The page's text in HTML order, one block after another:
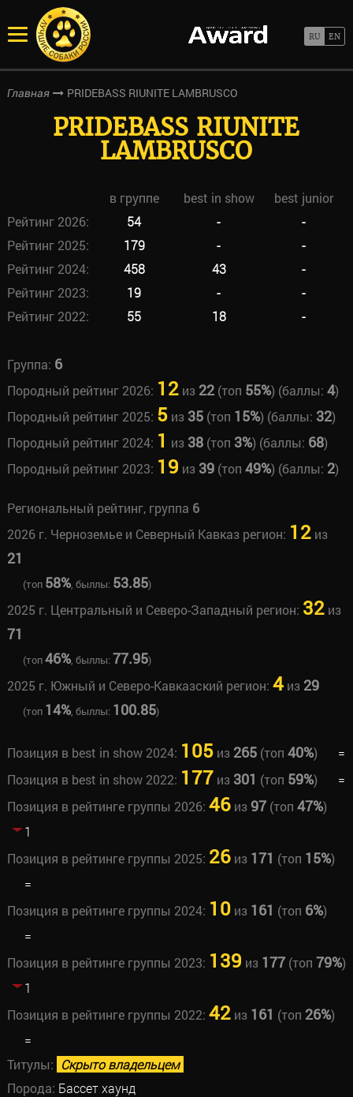
Главная PRIDEBASS RIUNITE LAMBRUSCO
PRIDEBASS RIUNITE
LAMBRUSCO
в группе best in show
best junior
Рейтинг 2026:
54 -
-
Рейтинг 2025:
179 -
-
Рейтинг 2024:
458 43
-
Рейтинг 2023:
19 -
-
Рейтинг 2022:
55 18 -
Группа: 6
Породный рейтинг 2026: 12из 22(топ 55%) (баллы: 4)
Породный рейтинг 2025: 5из 35(топ 15%) (баллы: 32)
Породный рейтинг 2024: 1 из 38(топ 3%) (баллы: 68)
Породный рейтинг 2023: 19 из 39(топ 49%) (баллы: 2)
Региональный рейтинг, группа 6
2026 г. Черноземье и Северный Кавказ регион: 12из
21
(топ 58%, быллы: 53.85)
2025 г. Центральный и Северо-Западный регион: 32из
71
(топ46%, быллы:77.95)
2025 г. Южный и Северо-Кавказский регион: 4из 29
(топ 14%, быллы: 100.85)
Позиция в best in show 2024: 105из 265(топ 40%)
=
Позиция в best in show 2022: 177 из 301 (топ 59%)
=
Позиция в рейтинге группы 2026: 46из97(топ 47%)
1
Позиция в рейтинге группы 2025: 26из 171 (топ 15%)
=
Позиция в рейтинге группы 2024: 10из 161 (топ 6%)
=
Позиция в рейтинге группы 2023: 139 из 177(топ 79%)
1
Позиция в рейтинге группы 2022: 42из 161 (топ 26%)
=
Титулы: Скрыто владельцем
Порода: Бассет хаунд